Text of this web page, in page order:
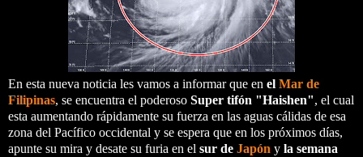
En esta nueva noticia les vamos a informar que en el Mar de
Filipinas, se encuentra el poderoso Super tifón "Haishen", el cual
esta aumentando rápidamente su fuerza en las aguas cálidas de esa
zona del Pacífico occidental y se espera que en los próximos días,
apunte su mira y desate su furia en el sur de Japón y la semana